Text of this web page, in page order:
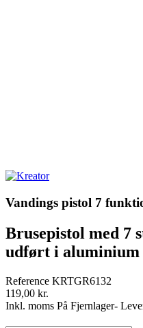
Vandings pistol 7
Brusepistol med 7
udført i aluminium
Reference KRTGR6132
119,00 kr.
Inkl. moms På Fjernlager-